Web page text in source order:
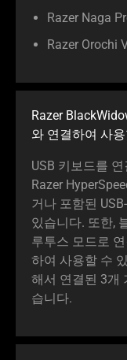
Razer Naga
Razer Orochi
Razer
와 연결하여 사
USB 키보드를
Razer
거나 포함된
있습니다. 또한,
루투스 모드로
하여 사용할 수
해서 연결된 3개
습니다.